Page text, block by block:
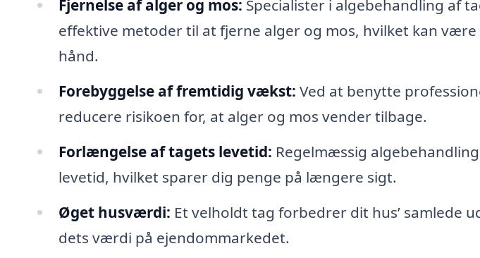
Fjernelse af alger og mos: Specialister i algebehandling af
effektive metoder til at fjerne alger og mos, hvilket kan
hånd.
Forebyggelse af fremtidig vækst: Ved at benytte
reducere risikoen for, at alger og mos vender tilbage.
Forlængelse af tagets levetid: Regelmæssig
levetid, hvilket sparer dig penge på længere sigt.
Øget husværdi: Et velholdt tag forbedrer dit hus’ samlede
dets værdi på ejendommarkedet.